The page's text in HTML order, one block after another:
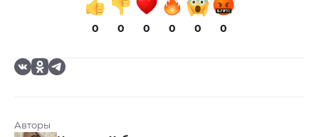
0 0 0 0 0 0
Авторы